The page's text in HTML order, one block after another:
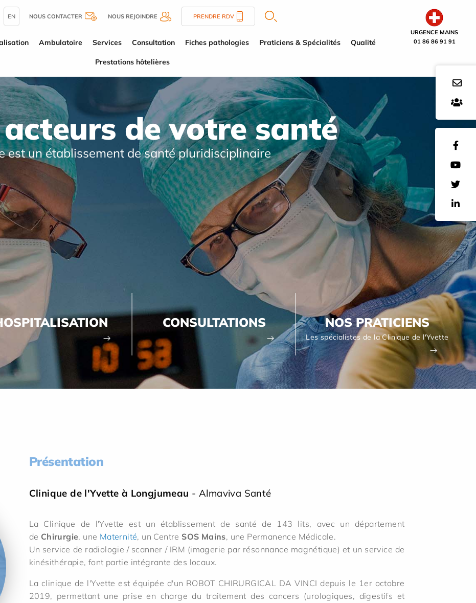
URGENCE MAINS
01 86 86 91 91
EN NOUS CONTACTER NOUS REJOINDRE PRENDRE RDV
Ambulatoire Services Consultation Fiches pathologies Praticiens & Spécialités Qualité
Prestations hôtelières
acteurs de votre santé
est un établissement de santé pluridisciplinaire
CONSULTATIONS NOS PRATICIENS
Les spécialistes de la Clinique de l'Yvette
Présentation
Clinique de l'Yvette à Longjumeau - Almaviva Santé
La Clinique de l'Yvette est un établissement de santé de 143 lits, avec un département
de Chirurgie, une Maternité, un Centre SOS Mains, une Permanence Médicale.
Un service de radiologie / scanner / IRM (imagerie par résonnance magnétique) et un service de
kinésithérapie, font partie intégrante des locaux.
La clinique de l'Yvette est équipée d'un ROBOT CHIRURGICAL DA VINCI depuis le 1er octobre
2019, permettant une prise en charge du traitement des cancers (urologiques, digestifs et